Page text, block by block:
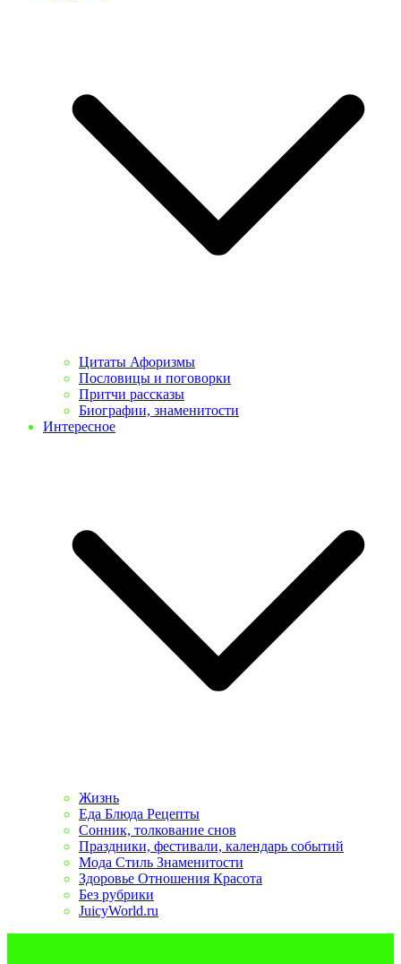
Цитаты Афоризмы
Пословицы и поговорки
Притчи рассказы
Биографии, знаменитости
Интересное
Жизнь
Еда Блюда Рецепты
Сонник, толкование снов
Праздники, фестивали, календарь событий
Мода Стиль Знаменитости
Здоровье Отношения Красота
Без рубрики
JuicyWorld.ru